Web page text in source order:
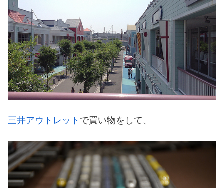
三井アウトレット で買い物をして、